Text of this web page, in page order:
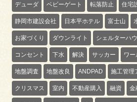
デューダ ベビーゲート 転落防止 住宅
静岡市建設会社 日本平ホテル 富士山
お家づくり ダウンライト シェルターハ
コンセント 下水 解決 サッカー ワ
地盤調査 地盤改良 ANDPAD 施工管理
クリスマス 室内 不動産購入 融資 金